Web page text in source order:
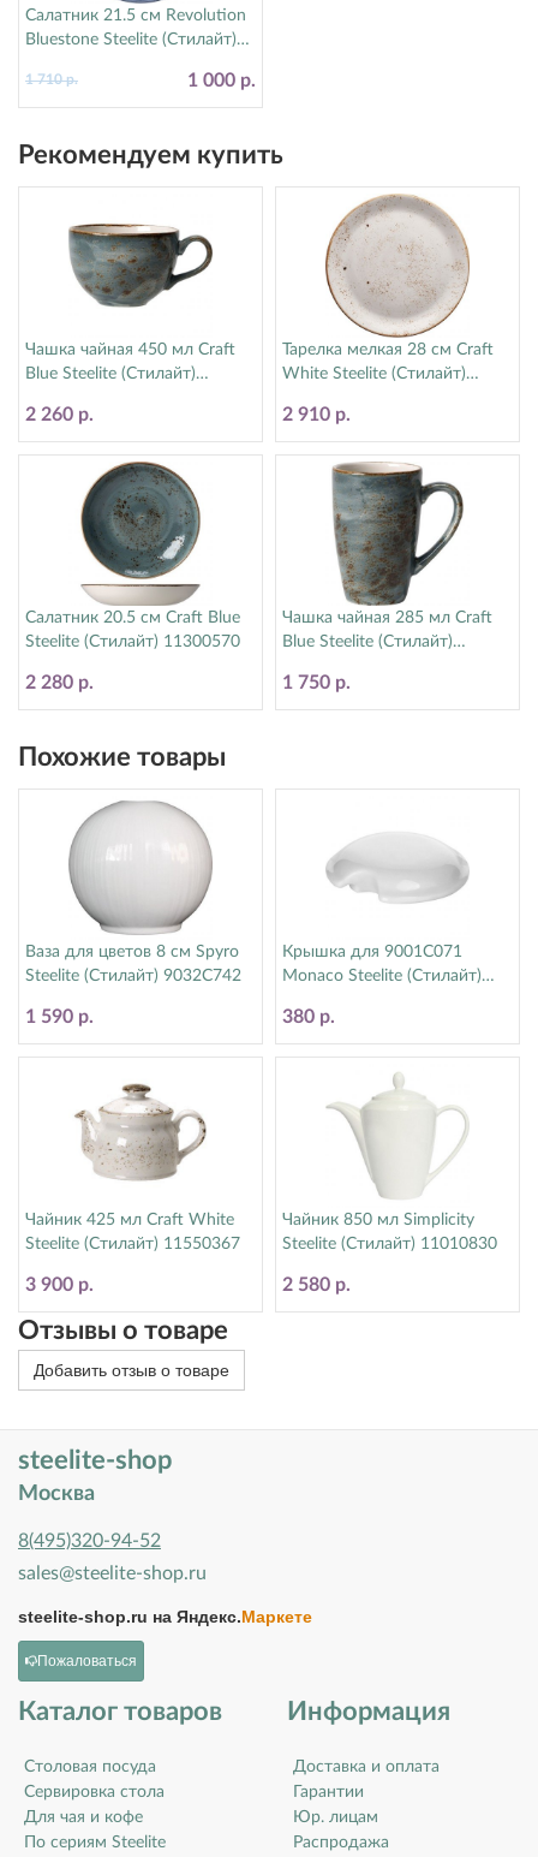
Салатник 21.5 см Revolution
Bluestone Steelite (Стилайт)
1 000 р.
1 710 р.
Рекомендуем купить
Чашка чайная 450 мл Craft
Blue Steelite (Стилайт)
2 260 р.
Тарелка мелкая 28 см Craft
White Steelite (Стилайт)
2 910 р.
Салатник 20.5 см Craft Blue
Steelite (Стилайт) 11300570
2 280 р.
Чашка чайная 285 мл Craft
Blue Steelite (Стилайт)
1 750 р.
Похожие товары
Ваза для цветов 8 см Spyro
Steelite (Стилайт) 9032C742
1 590 р.
Крышка для 9001C071
Monaco Steelite (Стилайт)
380 р.
Чайник 425 мл Craft White
Steelite (Стилайт) 11550367
3 900 р.
Чайник 850 мл Simplicity
Steelite (Стилайт) 11010830
2 580 р.
Отзывы о товаре
Добавить отзыв о товаре
steelite-shop
Москва
8(495)320-94-52
sales@steelite-shop.ru
steelite-shop.ru на Яндекс.Маркете
Пожаловаться
Каталог товаров
Столовая посуда
Сервировка стола
Для чая и кофе
По сериям Steelite
Информация
Доставка и оплата
Гарантии
Юр. лицам
Распродажа